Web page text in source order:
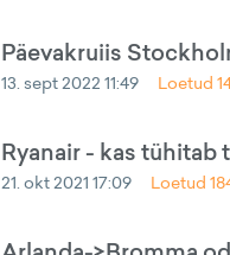
Päevakruiis
13. sept 2022 11:49 Loetud
Ryanair - kas tühitab
21. okt 2021 17:09 Loetud